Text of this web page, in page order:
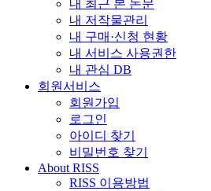
내 최근 본 논문
내 저작물관리
내 구매·신청 현황
내 서비스 사용권한
내 관심 DB
회원서비스
회원가입
로그인
아이디 찾기
비밀번호 찾기
About RISS
RISS 이용방법